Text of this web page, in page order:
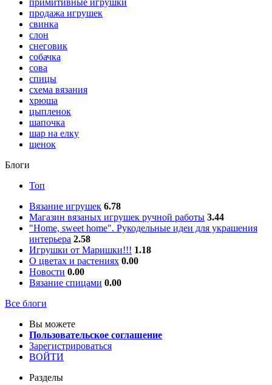
примитивные игрушки
продажа игрушек
свинка
слон
снеговик
собачка
сова
спицы
схема вязания
хрюша
цыпленок
шапочка
шар на елку
щенок
Блоги
Топ
Вязание игрушек 6.78
Магазин вязаных игрушек ручной работы 3.44
"Home, sweet home". Рукодельные идеи для украшения
интерьера 2.58
Игрушки от Маришки!!! 1.18
О цветах и растениях 0.00
Новости 0.00
Вязание спицами 0.00
Все блоги
Вы можете
Пользовательское соглашение
Зарегистрироваться
ВОЙТИ
Разделы